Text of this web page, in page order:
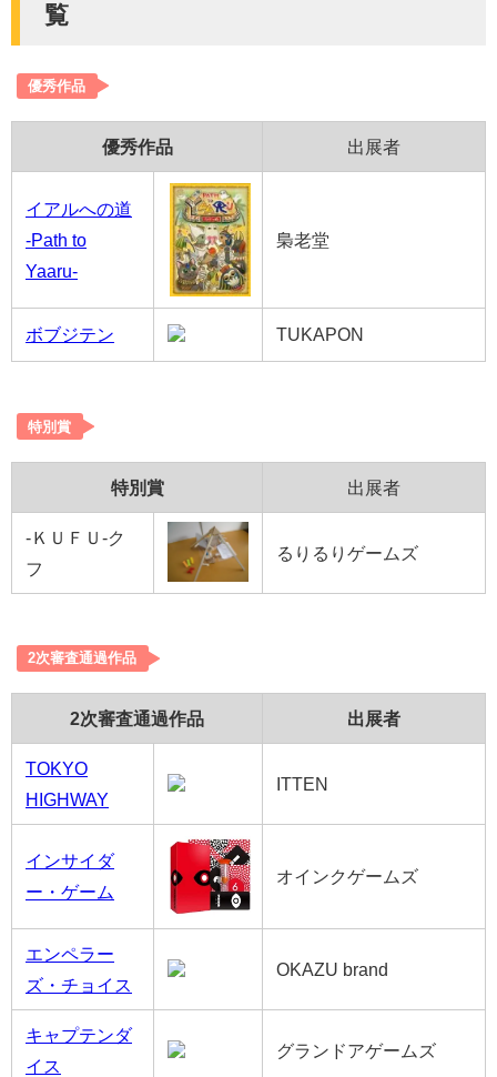
覧
優秀作品
優秀作品 出展者
イアルへの道
-Path to
Yaaru-
梟老堂
ボブジテン TUKAPON
特別賞
特別賞 出展者
-ＫＵＦＵ-ク
フ
るりるりゲームズ
2次審査通過作品
2次審査通過作品 出展者
TOKYO
HIGHWAY
ITTEN
インサイダ
ー・ゲーム
オインクゲームズ
エンペラー
ズ・チョイス
OKAZU brand
キャプテンダ
イス
グランドアゲームズ